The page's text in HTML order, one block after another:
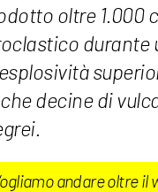
oltre 1.000
durante
decine di
andare oltre il